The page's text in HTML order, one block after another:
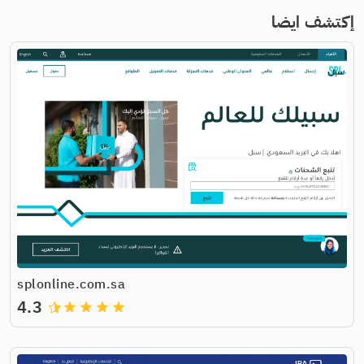
إكتشف ايضا
splonline.com.sa
grade
grade
grade
grade
4.3